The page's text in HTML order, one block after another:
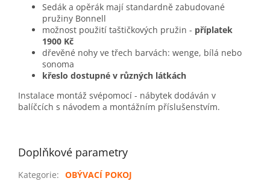
Sedák a opěrák mají standardně zabudované
pružiny Bonnell
možnost použití taštičkových pružin - příplatek
1900 Kč
dřevěné nohy ve třech barvách: wenge, bílá nebo
sonoma
křeslo dostupné v různých látkách
Instalace montáž svépomocí - nábytek dodáván v
balíčcích s návodem a montážním příslušenstvím.
Doplňkové parametry
Kategorie: OBÝVACÍ POKOJ